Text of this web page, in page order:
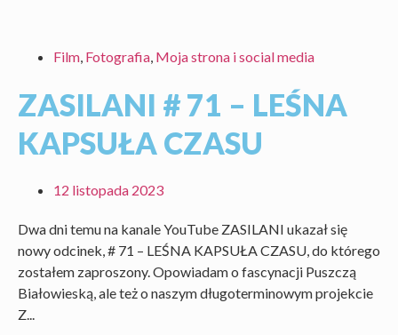
Film, Fotografia, Moja strona i social media
ZASILANI # 71 – LEŚNA
KAPSUŁA CZASU
12 listopada 2023
Dwa dni temu na kanale YouTube ZASILANI ukazał się
nowy odcinek, # 71 – LEŚNA KAPSUŁA CZASU, do którego
zostałem zaproszony. Opowiadam o fascynacji Puszczą
Białowieską, ale też o naszym długoterminowym projekcie
Z...